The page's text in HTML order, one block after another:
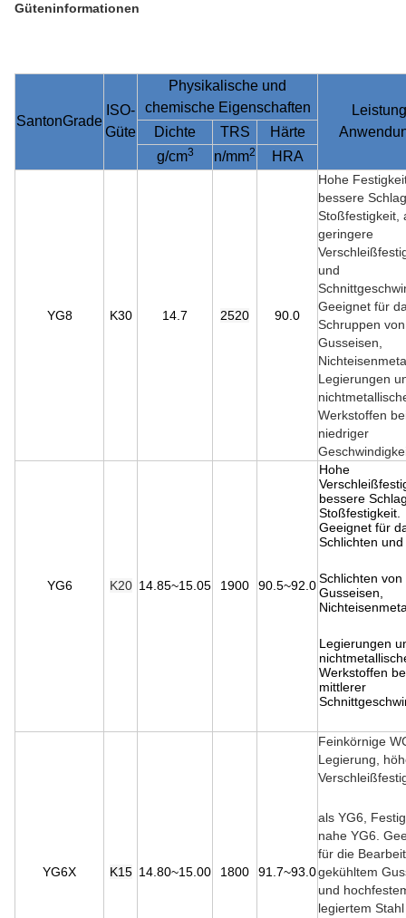
Güteninformationen
SantonGrade
ISO-
Güte
Physikalische und
chemische Eigenschaften
Dichte TRS
Härte
g/cm3 n/mm2 HRA
YG8 K30 14.7 2520 90.0
Hohe
bessere
Stoßfestigkeit,
geringere
und
Geeignet für
Schruppen von
Gusseisen,
Legierungen
Werkstoffen
niedriger
YG6 K20 14.85~15.05 1900 90.5~92.0
Hohe
bessere
Stoßfestigkeit.
Geeignet für
Schlichten und
Schlichten von
Gusseisen,
Legierungen
Werkstoffen
mittlerer
YG6X K15 14.80~15.00 1800 91.7~93.0
Feinkörnige
Legierung,
als YG6,
nahe YG6.
für die
gekühltem
und
legiertem